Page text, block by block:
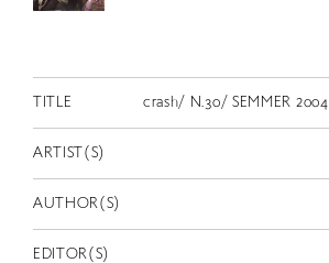
TITLE crash/ N.30/ SEMMER 2004
ARTIST(S)
AUTHOR(S)
EDITOR(S)